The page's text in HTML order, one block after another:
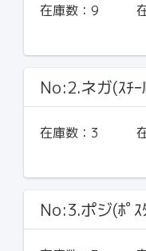
在庫数： 9
No:2.ネガ(ｽﾁ
在庫数： 3
No:3.ポジ(ﾎﾟ